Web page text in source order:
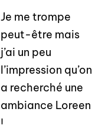
Je me trompe
peut-être mais
j’ai un peu
l’impression qu’on
a recherché une
ambiance Loreen